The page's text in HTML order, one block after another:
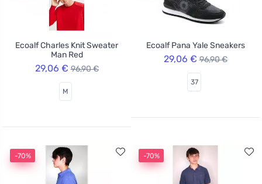
Ecoalf Charles Knit Sweater
Man Red
29,06 € 96,90 €
M
Ecoalf Pana Yale Sneakers
29,06 € 96,90 €
37
-70% -70%